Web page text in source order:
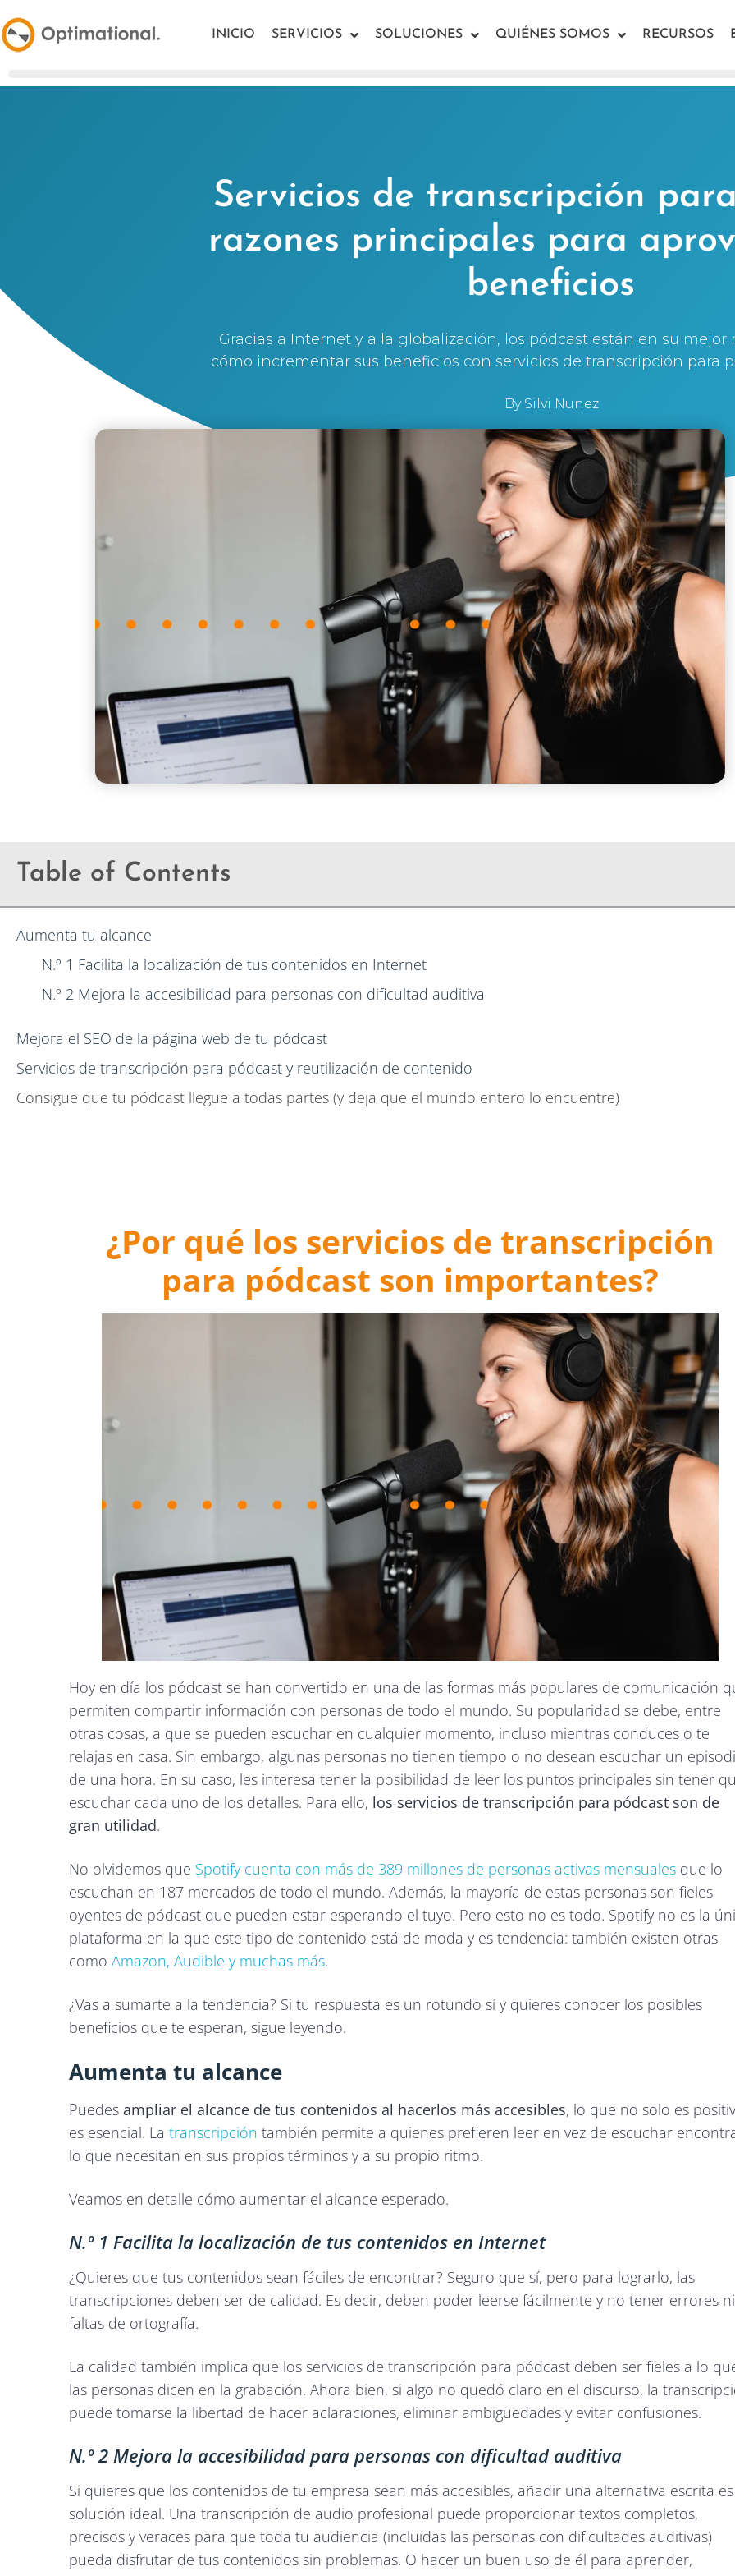
INICIO SERVICIOS SOLUCIONES QUIÉNES SOMOS RECURSOS
Servicios de transcripción
razones principales para
beneficios
Gracias a Internet y a la globalización, los pódcast están en su mejor
cómo incrementar sus beneficios con servicios de transcripción para
BySilvi Nunez
Table of Contents
Aumenta tu alcance
N.º 1 Facilita la localización de tus contenidos en Internet
N.º 2 Mejora la accesibilidad para personas con dificultad auditiva
Mejora el SEO de la página web de tu pódcast
Servicios de transcripción para pódcast y reutilización de contenido
Consigue que tu pódcast llegue a todas partes (y deja que el mundo entero lo encuentre)
¿Por qué los servicios de transcripción
para pódcast son importantes?
Hoy en día los pódcast se han convertido en una de las formas más populares de comunicación
permiten compartir información con personas de todo el mundo. Su popularidad se debe, entre
otras cosas, a que se pueden escuchar en cualquier momento, incluso mientras conduces o te
relajas en casa. Sin embargo, algunas personas no tienen tiempo o no desean escuchar un
de una hora. En su caso, les interesa tener la posibilidad de leer los puntos principales sin tener
escuchar cada uno de los detalles. Para ello, los servicios de transcripción para pódcast son de
gran utilidad.
No olvidemos que Spotify cuenta con más de 389 millones de personas activas mensuales que lo
escuchan en 187 mercados de todo el mundo. Además, la mayoría de estas personas son fieles
oyentes de pódcast que pueden estar esperando el tuyo. Pero esto no es todo. Spotify no es la
plataforma en la que este tipo de contenido está de moda y es tendencia: también existen otras
como Amazon, Audible y muchas más.
¿Vas a sumarte a la tendencia? Si tu respuesta es un rotundo sí y quieres conocer los posibles
beneficios que te esperan, sigue leyendo.
Aumenta tu alcance
Puedes ampliar el alcance de tus contenidos al hacerlos más accesibles, lo que no solo es
es esencial. La transcripción también permite a quienes prefieren leer en vez de escuchar
lo que necesitan en sus propios términos y a su propio ritmo.
Veamos en detalle cómo aumentar el alcance esperado.
N.º 1 Facilita la localización de tus contenidos en Internet
¿Quieres que tus contenidos sean fáciles de encontrar? Seguro que sí, pero para lograrlo, las
transcripciones deben ser de calidad. Es decir, deben poder leerse fácilmente y no tener errores ni
faltas de ortografía.
La calidad también implica que los servicios de transcripción para pódcast deben ser fieles a lo
las personas dicen en la grabación. Ahora bien, si algo no quedó claro en el discurso, la
puede tomarse la libertad de hacer aclaraciones, eliminar ambigüedades y evitar confusiones.
N.º 2 Mejora la accesibilidad para personas con dificultad auditiva
Si quieres que los contenidos de tu empresa sean más accesibles, añadir una alternativa escrita es
solución ideal. Una transcripción de audio profesional puede proporcionar textos completos,
precisos y veraces para que toda tu audiencia (incluidas las personas con dificultades auditivas)
pueda disfrutar de tus contenidos sin problemas. O hacer un buen uso de él para aprender,